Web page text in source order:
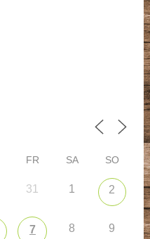
FR SA SO
31 1 2
7 8 9